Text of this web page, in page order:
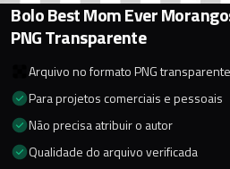
Bolo Best Mom Ever
PNG Transparente
Arquivo no formato PNG transparente
Para projetos comerciais e pessoais
Não precisa atribuir o autor
Qualidade do arquivo verificada